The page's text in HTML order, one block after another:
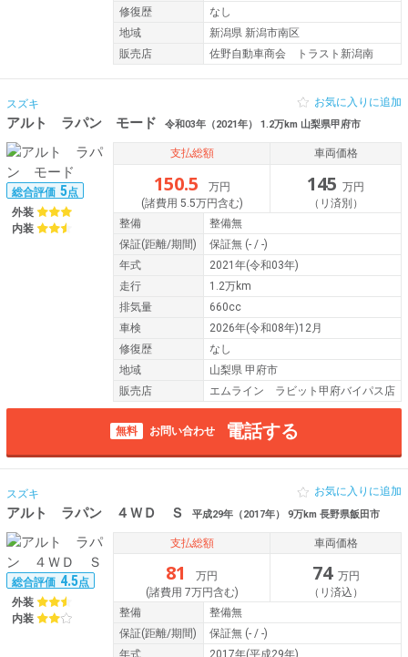
修復歴
なし
地域
新潟県 新潟市南区
販売店
佐野自動車商会 トラスト新潟南
スズキ
アルト ラパン モード 令和03年（2021年） 1.2万km 山梨県甲府市
お気に入りに追加
総合評価 5点
外装
内装
支払総額
150.5
万円
(諸費用 5.5万円含む)
車両価格
145 万円
（リ済別）
整備
整備無
保証(距離/期間) 保証無 (- / -)
年式
2021年(令和03年)
走行
1.2万km
排気量
660cc
車検
2026年(令和08年)12月
修復歴
なし
地域
山梨県 甲府市
販売店
エムライン ラビット甲府バイパス店
無料 お問い合わせ 電話する
スズキ
アルト ラパン ４ＷＤ Ｓ 平成29年（2017年） 9万km 長野県飯田市
お気に入りに追加
総合評価 4.5点
外装
内装
支払総額
81
万円
(諸費用 7万円含む)
車両価格
74 万円
（リ済込）
整備
整備無
保証(距離/期間) 保証無 (- / -)
年式
2017年(平成29年)